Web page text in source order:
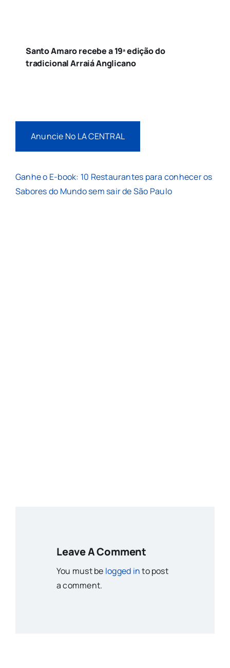
Santo Amaro recebe a 19ª edição do
tradicional Arraiá Anglicano
Anuncie No LA CENTRAL
Ganhe o E-book: 10 Restaurantes para conhecer os
Sabores do Mundo sem sair de São Paulo
Leave A Comment
You must be logged into post
a comment.